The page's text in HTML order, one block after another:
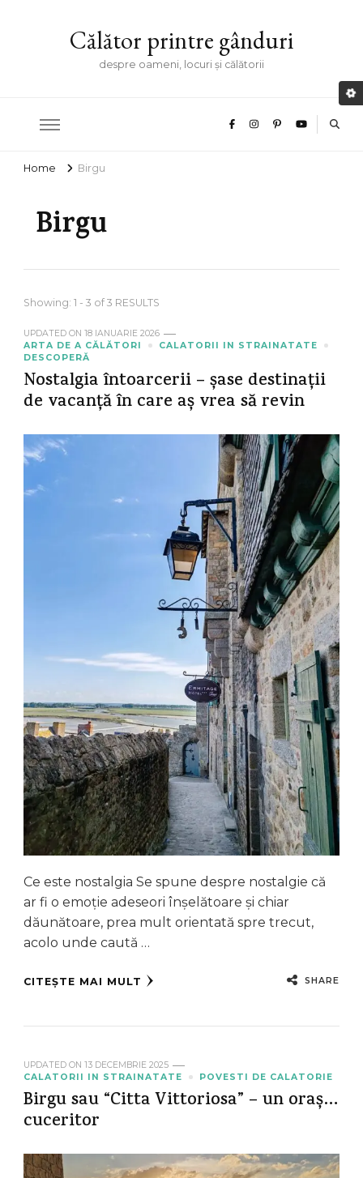
Călător printre gânduri
despre oameni, locuri și călătorii
Home Birgu
Birgu
Showing: 1 - 3 of 3 RESULTS
UPDATED ON 18 IANUARIE 2026
ARTA DE A CĂLĂTORI
CALATORII IN STRAINATATE
DESCOPERĂ
Nostalgia întoarcerii – șase destinații
de vacanță în care aș vrea să revin
Ce este nostalgia Se spune despre nostalgie că
ar fi o emoție adeseori înșelătoare și chiar
dăunătoare, prea mult orientată spre trecut,
acolo unde caută …
CITEȘTE MAI MULT SHARE
UPDATED ON 13 DECEMBRIE 2025
CALATORII IN STRAINATATE
POVESTI DE CALATORIE
Birgu sau “Citta Vittoriosa” – un oraș…
cuceritor